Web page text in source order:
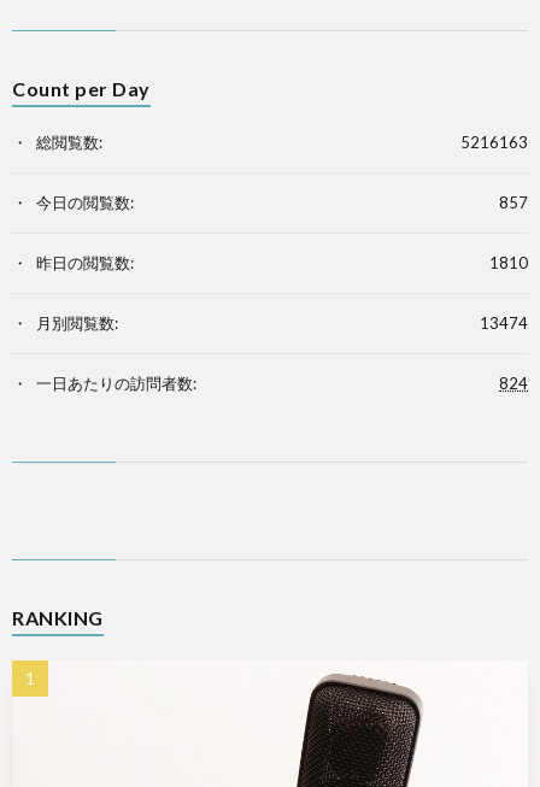
Count per Day
5216163
総閲覧数:
857
今日の閲覧数:
1810
昨日の閲覧数:
13474
月別閲覧数:
824
一日あたりの訪問者数:
RANKING